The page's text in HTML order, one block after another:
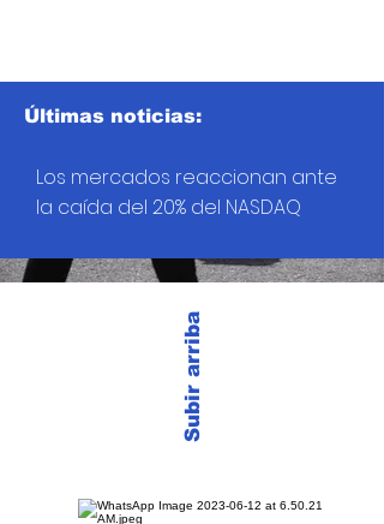
Subir arriba
Últimas noticias:
Los mercados reaccionan ante
la caída del 20% del NASDAQ